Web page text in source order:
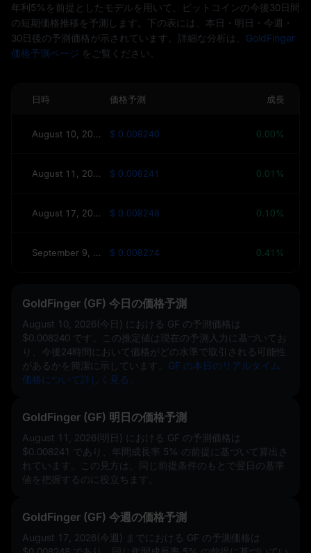
年利5%を前提としたモデルを用いて、ビットコインの今後30日間
の短期価格推移を予測します。下の表には、本日・明日・今週・
30日後の予測価格が示されています。詳細な分析は、 GoldFinger
価格予測ページ をご覧ください。
日時 価格予測 成長
August 10, 2026(今日) $ 0.008240 0.00%
August 11, 2026(明日) $ 0.008241 0.01%
August 17, 2026(今週) $ 0.008248 0.10%
September 9, 2026(30日) $ 0.008274 0.41%
GoldFinger (GF) 今日の価格予測
August 10, 2026(今日) における GF の予測価格は
$0.008240 です。この推定値は現在の予測入力に基づいてお
り、今後24時間において価格がどの水準で取引される可能性
があるかを簡潔に示しています。 GF の本日のリアルタイム
価格について詳しく見る。
GoldFinger (GF) 明日の価格予測
August 11, 2026(明日) における GF の予測価格は
$0.008241 であり、年間成長率 5% の前提に基づいて算出さ
れています。この見方は、同じ前提条件のもとで翌日の基準
値を把握するのに役立ちます。
GoldFinger (GF) 今週の価格予測
August 17, 2026(今週) までにおける GF の予測価格は